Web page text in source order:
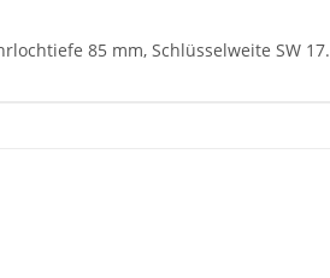
85 mm, Schlüsselweite SW 17.